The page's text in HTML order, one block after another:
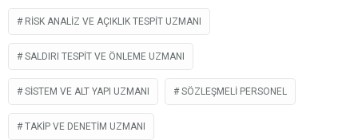
RİSK ANALİZ VE AÇIKLIK TESPİT UZMANI
SALDIRI TESPİT VE ÖNLEME UZMANI
SİSTEM VE ALT YAPI UZMANI SÖZLEŞMELI PERSONEL
TAKİP VE DENETİM UZMANI